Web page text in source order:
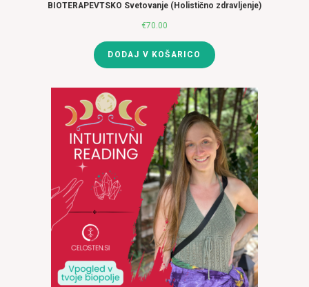
BIOTERAPEVTSKO Svetovanje (Holistično zdravljenje)
€70.00
DODAJ V KOŠARICO